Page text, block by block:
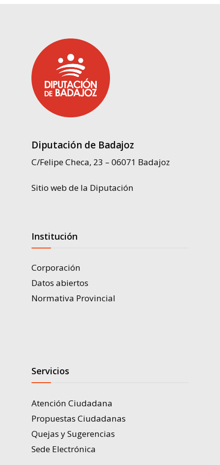
Diputación de Badajoz
C/Felipe Checa, 23 – 06071 Badajoz
Sitio web de la Diputación
Institución
Corporación
Datos abiertos
Normativa Provincial
Servicios
Atención Ciudadana
Propuestas Ciudadanas
Quejas y Sugerencias
Sede Electrónica